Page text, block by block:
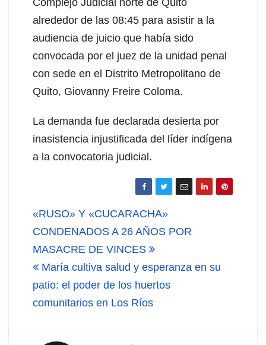
alrededor de las 08:45 para asistir a la
audiencia de juicio que había sido
convocada por el juez de la unidad penal
con sede en el Distrito Metropolitano de
Quito, Giovanny Freire Coloma.
La demanda fue declarada desierta por
inasistencia injustificada del líder indígena
a la convocatoria judicial.
Navegación
de
entradas
«RUSO» Y «CUCARACHA»
CONDENADOS A 26 AÑOS POR
MASACRE DE VINCES
María cultiva salud y esperanza en su
patio: el poder de los huertos
comunitarios en Los Ríos